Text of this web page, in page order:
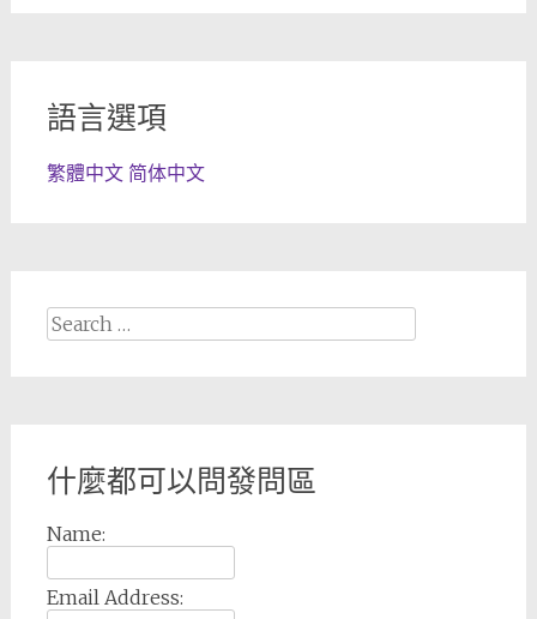
語言選項
繁體中文 简体中文
Search
for:
什麼都可以問發問區
Name:
Email Address: